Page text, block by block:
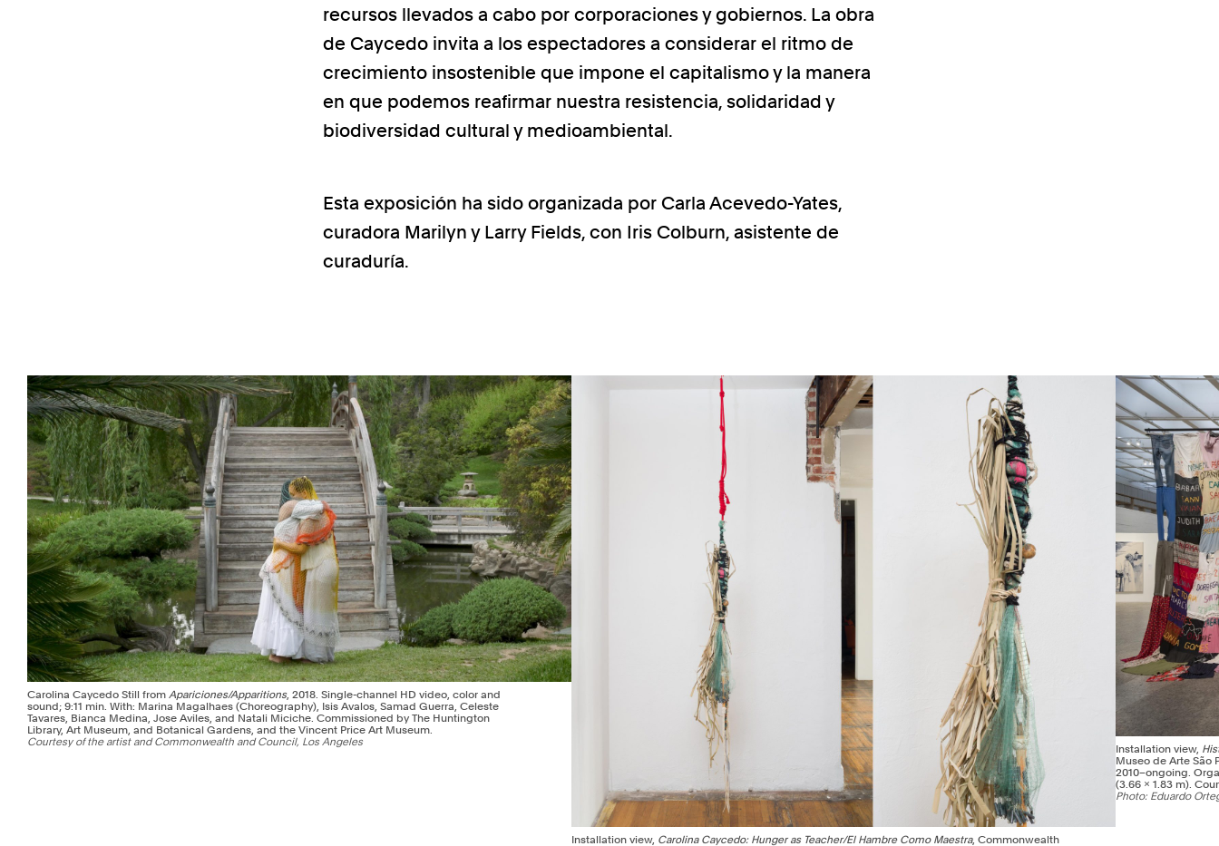
recursos llevados a cabo por corporaciones y gobiernos. La obra
de Caycedo invita a los espectadores a considerar el ritmo de
crecimiento insostenible que impone el capitalismo y la manera
en que podemos reafirmar nuestra resistencia, solidaridad y
biodiversidad cultural y medioambiental.
Esta exposición ha sido organizada por Carla Acevedo-Yates,
curadora Marilyn y Larry Fields, con Iris Colburn, asistente de
curaduría.
Previous
Carolina Caycedo Still from Apariciones/Apparitions, 2018. Single-channel HD video, color and
sound; 9:11 min. With: Marina Magalhaes (Choreography), Isis Avalos, Samad Guerra, Celeste
Tavares, Bianca Medina, Jose Aviles, and Natali Miciche. Commissioned by The Huntington
Library, Art Museum, and Botanical Gardens, and the Vincent Price Art Museum.
Courtesy of the artist and Commonwealth and Council, Los Angeles
Installation view, Carolina Caycedo: Hunger as Teacher/El Hambre Como Maestra, Commonwealth
Installation view,
Museo de Arte São
2010–ongoing.
(3.66 × 1.83 m).
Photo: Eduardo